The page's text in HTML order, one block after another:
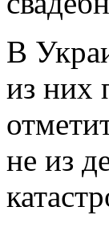
В
из них
не из